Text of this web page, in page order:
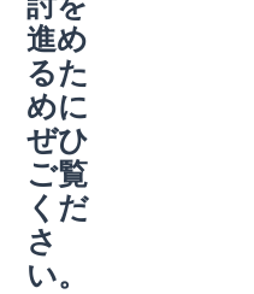
進め
るた
めに
ぜひ
ご覧
くだ
さ
い。